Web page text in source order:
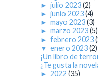
► julio 2023(2)
► junio 2023(4)
► mayo 2023(3)
► marzo 2023(5)
► febrero 2023
▼ enero 2023(2)
¡Un libro de
¿Te gusta la
► 2022 (35)